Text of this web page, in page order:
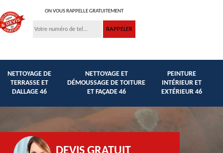
ON VOUS RAPPELLE GRATUITEMENT
NETTOYAGE DE
TERRASSE ET
DALLAGE 46
NETTOYAGE ET
DÉMOUSSAGE DE TOITURE
ET FAÇADE 46
PEINTURE
INTÉRIEUR ET
EXTÉRIEUR 46